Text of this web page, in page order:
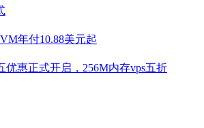
年付10.88美元起
优惠正式开启，256M内存vps五折